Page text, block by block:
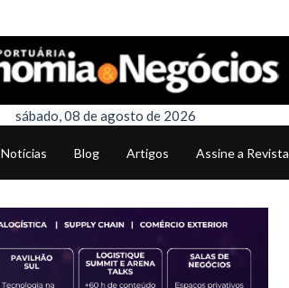
sábado, 08 de agosto de 2026
Notícias Blog Artigos Assine a Revista